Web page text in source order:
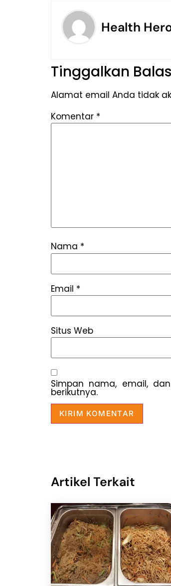
Health
Tinggalkan
Alamat email Anda tidak
Komentar *
Nama *
Email *
Situs Web
Simpan nama, email,
berikutnya.
Artikel Terkait